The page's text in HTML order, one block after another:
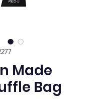
Made
Bag